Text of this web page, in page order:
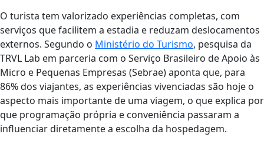
O turista tem valorizado experiências completas, com
serviços que facilitem a estadia e reduzam deslocamentos
externos. Segundo o Ministério do Turismo, pesquisa da
TRVL Lab em parceria com o Serviço Brasileiro de Apoio às
Micro e Pequenas Empresas (Sebrae) aponta que, para
86% dos viajantes, as experiências vivenciadas são hoje o
aspecto mais importante de uma viagem, o que explica por
que programação própria e conveniência passaram a
influenciar diretamente a escolha da hospedagem.